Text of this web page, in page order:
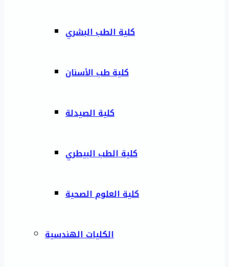
كلية الطب البشري
كلية طب الأسنان
كلية الصيدلة
كلية الطب البيطري
كلية العلوم الصحية
الكليات الهندسية